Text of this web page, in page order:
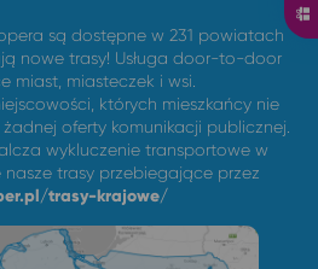
są dostępne w 231 powiatach
nowe trasy! Usługa door-to-door
miast, miasteczek i wsi.
których mieszkańcy nie
oferty komunikacji publicznej.
wykluczenie transportowe w
nasze trasy przebiegające przez
trasy-krajowe/